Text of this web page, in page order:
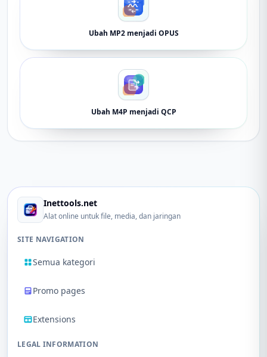
Ubah MP2 menjadi OPUS
Ubah M4P menjadi QCP
Inettools.net
Alat online untuk file, media, dan jaringan
SITE NAVIGATION
Semua kategori
Promo pages
Extensions
LEGAL INFORMATION